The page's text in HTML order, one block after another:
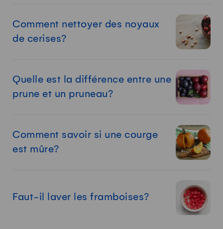
Comment nettoyer des noyaux
de cerises?
Quelle est la différence entre une
prune et un pruneau?
Comment savoir si une courge
est mûre?
Faut-il laver les framboises?